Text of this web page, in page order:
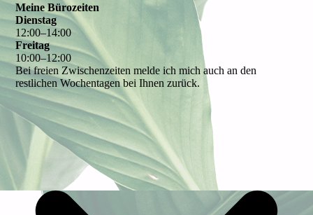
Meine Bürozeiten
Dienstag
12:00–14:00
Freitag
10:00–12:00
Bei freien Zwischenzeiten melde ich mich auch an den
restlichen Wochentagen bei Ihnen zurück.